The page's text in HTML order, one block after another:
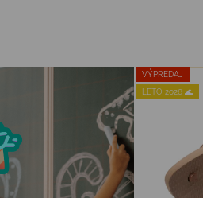
VÝPREDAJ
LETO 2026 🌊